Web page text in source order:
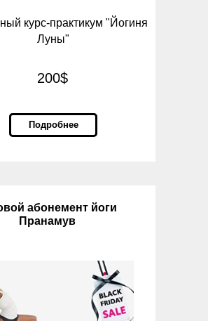
курс-практикум "Йогиня
Луны"
200$
Подробнее
абонемент йоги
Пранамув